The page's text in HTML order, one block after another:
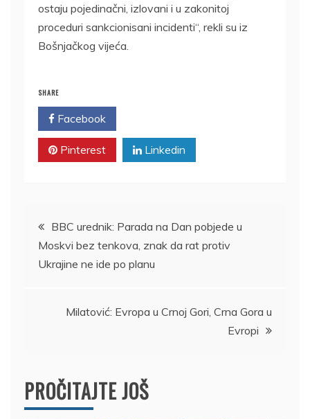
ostaju pojedinačni, izlovani i u zakonitoj
proceduri sankcionisani incidenti“, rekli su iz
Bošnjačkog vijeća.
SHARE
Facebook
Pinterest Linkedin
Kretanje
članka
BBC urednik: Parada na Dan pobjede u
Moskvi bez tenkova, znak da rat protiv
Ukrajine ne ide po planu
Milatović: Evropa u Crnoj Gori, Crna Gora u
Evropi
PROČITAJTE JOŠ